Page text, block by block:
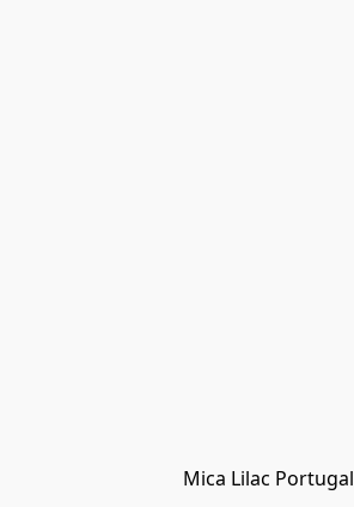
Mica Lilac Portugal